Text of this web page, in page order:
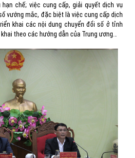
chế; việc cung cấp, giải quyết dịch vụ
vướng mắc, đặc biệt là việc cung cấp dịch
khai các nội dung chuyển đổi số ở tỉnh
theo các hướng dẫn của Trung ương…